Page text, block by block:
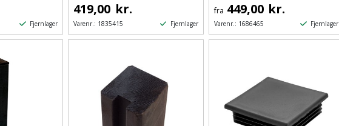
Fjernlager
419,00 kr.
Varenr.: 1835415 Fjernlager
fra 449,00 kr.
Varenr.: 1686465 Fjernlager